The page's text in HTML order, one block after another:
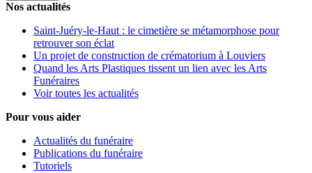
Nos actualités
Saint-Juéry-le-Haut : le cimetière se métamorphose pour
retrouver son éclat
Un projet de construction de crématorium à Louviers
Quand les Arts Plastiques tissent un lien avec les Arts
Funéraires
Voir toutes les actualités
Pour vous aider
Actualités du funéraire
Publications du funéraire
Tutoriels